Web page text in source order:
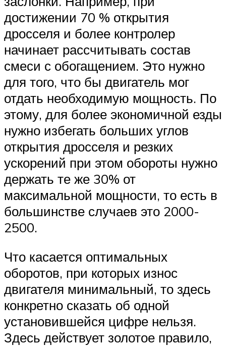
достижении 70 % открытия
дросселя и более контролер
начинает рассчитывать состав
смеси с обогащением. Это нужно
для того, что бы двигатель мог
отдать необходимую мощность. По
этому, для более экономичной езды
нужно избегать больших углов
открытия дросселя и резких
ускорений при этом обороты нужно
держать те же 30% от
максимальной мощности, то есть в
большинстве случаев это 2000-
2500.
Что касается оптимальных
оборотов, при которых износ
двигателя минимальный, то здесь
конкретно сказать об одной
установившейся цифре нельзя.
Здесь действует золотое правило,